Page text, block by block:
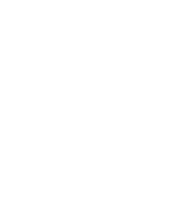
Theme WordPress Theme số lượng